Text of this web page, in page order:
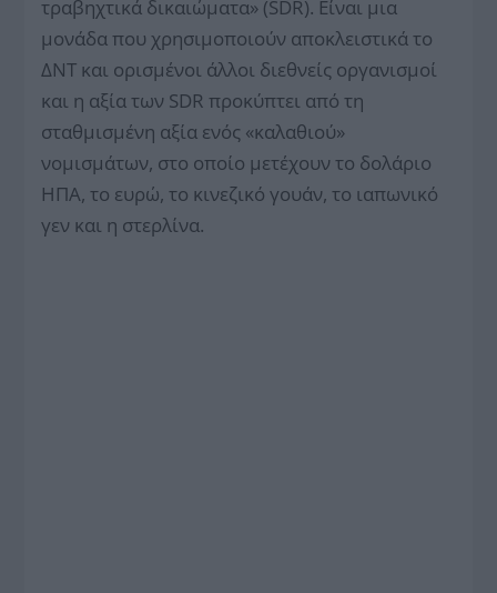
τραβηχτικά δικαιώματα» (SDR). Είναι μια
μονάδα που χρησιμοποιούν αποκλειστικά το
ΔΝΤ και ορισμένοι άλλοι διεθνείς οργανισμοί
και η αξία των SDR προκύπτει από τη
σταθμισμένη αξία ενός «καλαθιού»
νομισμάτων, στο οποίο μετέχουν το δολάριο
ΗΠΑ, το ευρώ, το κινεζικό γουάν, το ιαπωνικό
γεν και η στερλίνα.